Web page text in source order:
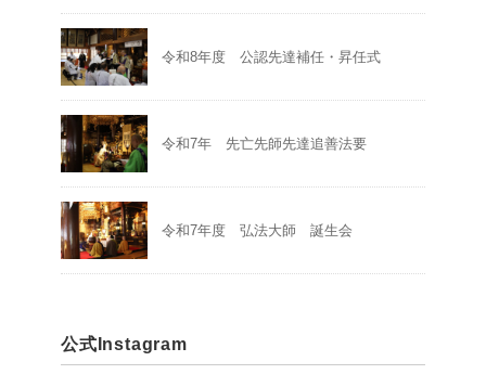
令和8年度 公認先達補任・昇任式
令和7年 先亡先師先達追善法要
令和7年度 弘法大師 誕生会
公式Instagram